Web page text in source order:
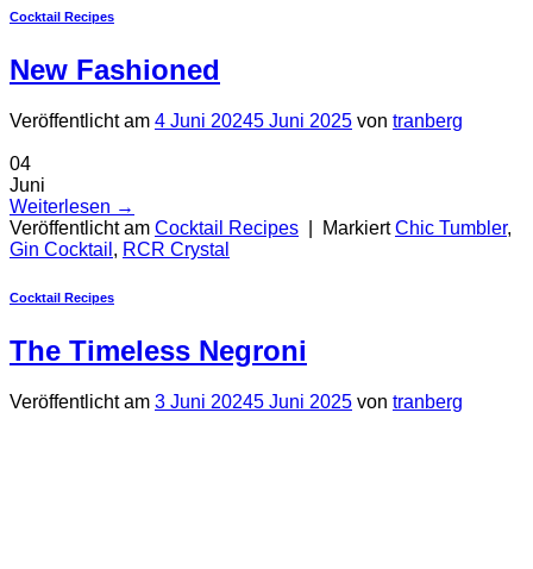
Cocktail Recipes
New Fashioned
Veröffentlicht am 4 Juni 20245 Juni 2025 von tranberg
04
Juni
Weiterlesen →
Veröffentlicht am Cocktail Recipes MarkiertChic Tumbler,
Gin Cocktail , RCR Crystal
Cocktail Recipes
The Timeless Negroni
Veröffentlicht am 3 Juni 20245 Juni 2025 von tranberg